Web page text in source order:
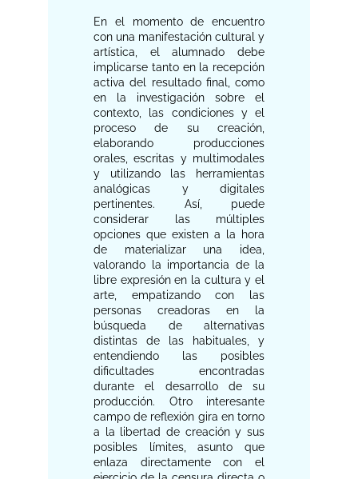
En el momento de encuentro
con una manifestación cultural y
artística, el alumnado debe
implicarse tanto en la recepción
activa del resultado final, como
en la investigación sobre el
contexto, las condiciones y el
proceso de su creación,
elaborando producciones
orales, escritas y multimodales
y utilizando las herramientas
analógicas y digitales
pertinentes. Así, puede
considerar las múltiples
opciones que existen a la hora
de materializar una idea,
valorando la importancia de la
libre expresión en la cultura y el
arte, empatizando con las
personas creadoras en la
búsqueda de alternativas
distintas de las habituales, y
entendiendo las posibles
dificultades encontradas
durante el desarrollo de su
producción. Otro interesante
campo de reflexión gira en torno
a la libertad de creación y sus
posibles límites, asunto que
enlaza directamente con el